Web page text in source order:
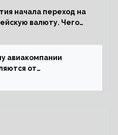
начала переход на
валюту. Чего
авиакомпании
от